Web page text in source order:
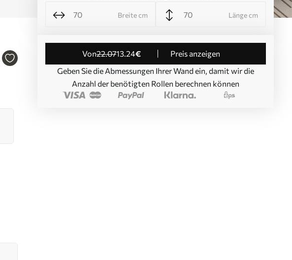
Breite cm Länge cm
von22.0713.24€
Preis anzeigen
Geben Sie die Abmessungen Ihrer Wand ein, damit wir die
Anzahl der benötigten Rollen berechnen können